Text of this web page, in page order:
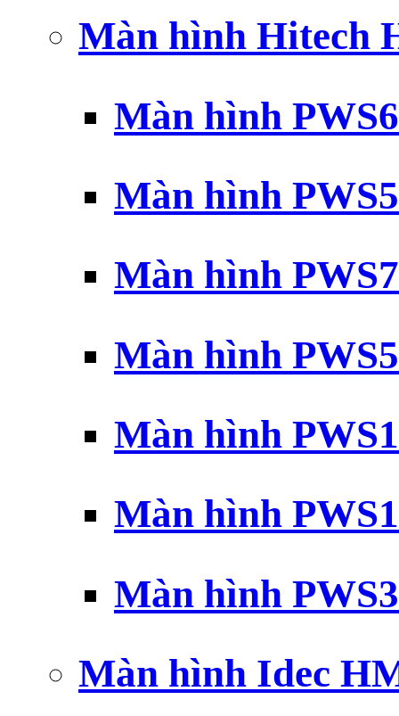
Màn hình Hitech
Màn hình
Màn hình
Màn hình
Màn hình
Màn hình
Màn hình
Màn hình
Màn hình Idec